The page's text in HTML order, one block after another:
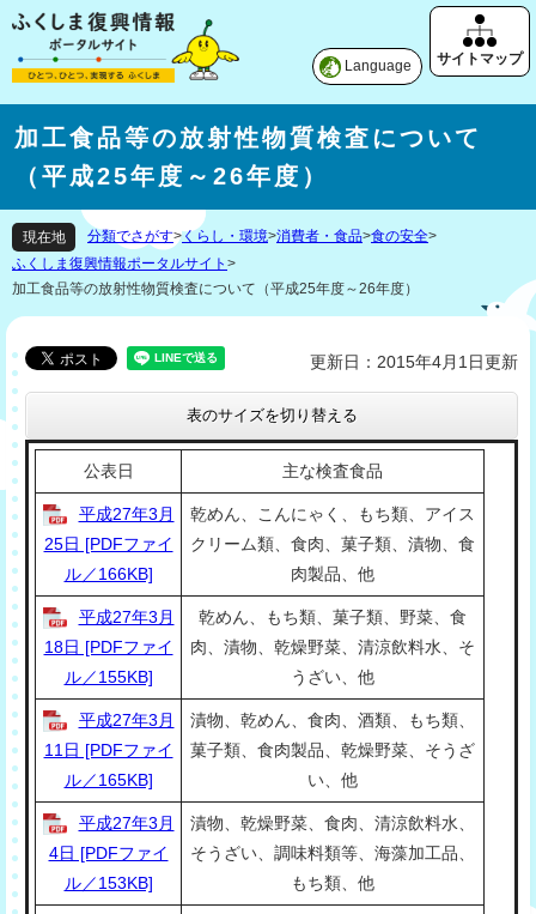
Language
加工食品等の放射性物質検査について
（平成25年度～26年度）
現在地 分類でさがす>くらし・環境>消費者・食品>食の安全>
ふくしま復興情報ポータルサイト >
加工食品等の放射性物質検査について（平成25年度～26年度）
更新日：2015年4月1日更新
表のサイズを切り替える
公表日 主な検査食品
平成27年3月
25日 [PDFファイ
ル／166KB]
乾めん、こんにゃく、もち類、アイス
クリーム類、食肉、菓子類、漬物、食
肉製品、他
平成27年3月
18日 [PDFファイ
ル／155KB]
乾めん、もち類、菓子類、野菜、食
肉、漬物、乾燥野菜、清涼飲料水、そ
うざい、他
平成27年3月
11日 [PDFファイ
ル／165KB]
漬物、乾めん、食肉、酒類、もち類、
菓子類、食肉製品、乾燥野菜、そうざ
い、他
平成27年3月
4日 [PDFファイ
ル／153KB]
漬物、乾燥野菜、食肉、清涼飲料水、
そうざい、調味料類等、海藻加工品、
もち類、他